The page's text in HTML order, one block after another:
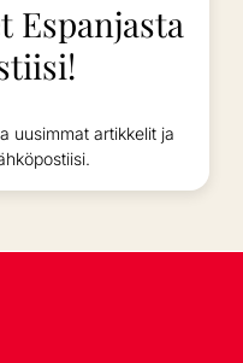
Espanjasta
uusimmat artikkelit ja